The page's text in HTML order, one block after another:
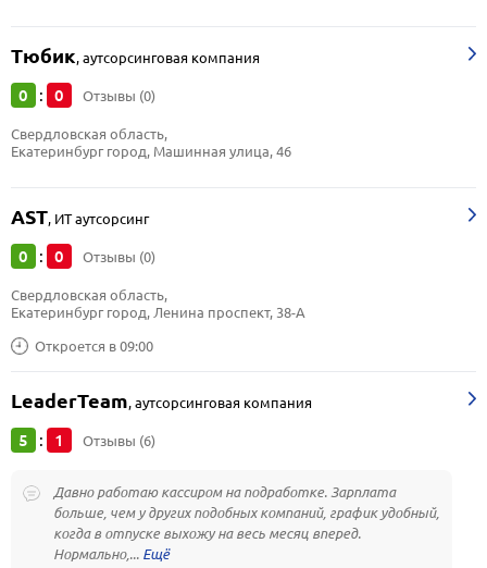
Тюбик,аутсорсинговая компания
0 : 0 Отзывы (0)
Свердловская область,
Екатеринбург город, Машинная улица, 46
AST, ИТ аутсорсинг
0 : 0 Отзывы (0)
Откроется в 09:00
Свердловская область,
Екатеринбург город, Ленина проспект, 38-А
LeaderTeam,аутсорсинговая компания
5 : 1 Отзывы (6)
Давно работаю кассиром на подработке. Зарплата
больше, чем у других подобных компаний, график удобный,
когда в отпуске выхожу на весь месяц вперед.
Нормально,...